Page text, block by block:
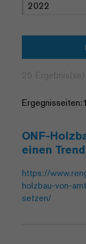
Ergegnisseiten:1
ONF-
einen
https://
holzbau-von-
setzen/